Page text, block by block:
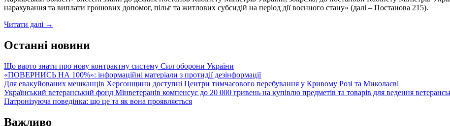
нарахування та виплати грошових допомог, пільг та житлових субсидій на період дії воєнного стану» (далі – Постанова 215).
Читати далі Кому
отримувачів
субсидій
пільг
потрібно
звернутися
до
Пенсійного
→
Останні новини
Що варто знати про нову контрактну систему Сил оборони України
«ПОВЕРНИСЬ НА 100%»: інформаційні матеріали з протидії дезінформації
Для евакуйованих мешканців Херсонщини доступні Центри тимчасового перебування у Кривому Розі та Миколаєві
Український ветеранський фонд Мінветеранів компенсує до 20 000 гривень на купівлю предметів та товарів для ведення
Патронізуюча поведінка: що це та як вона проявляється
Важливо